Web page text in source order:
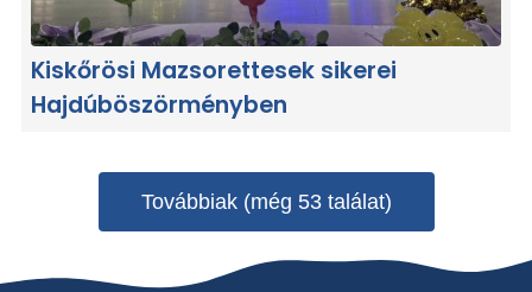
Kiskőrösi Mazsorettesek sikerei
Hajdúböszörményben
Továbbiak (még 53 találat)